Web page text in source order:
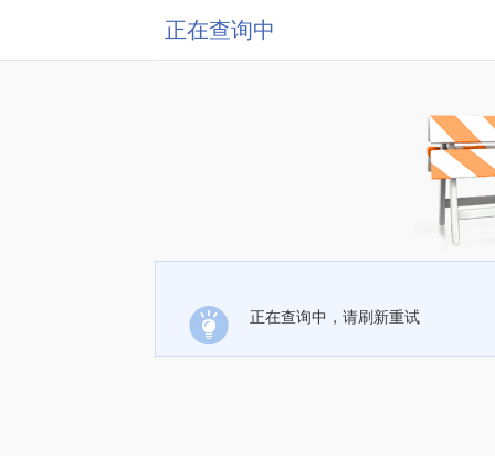
正在查询中
正在查询中，请刷新重试